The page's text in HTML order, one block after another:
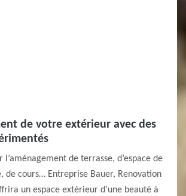
de votre extérieur avec des
l’aménagement de terrasse, d’espace de
de cours… Entreprise Bauer, Renovation
un espace extérieur d’une beauté à